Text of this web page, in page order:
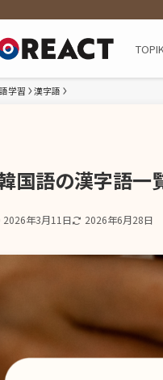
学習 漢字語
国語の漢字語一
2026年3月11日 2026年6月28日